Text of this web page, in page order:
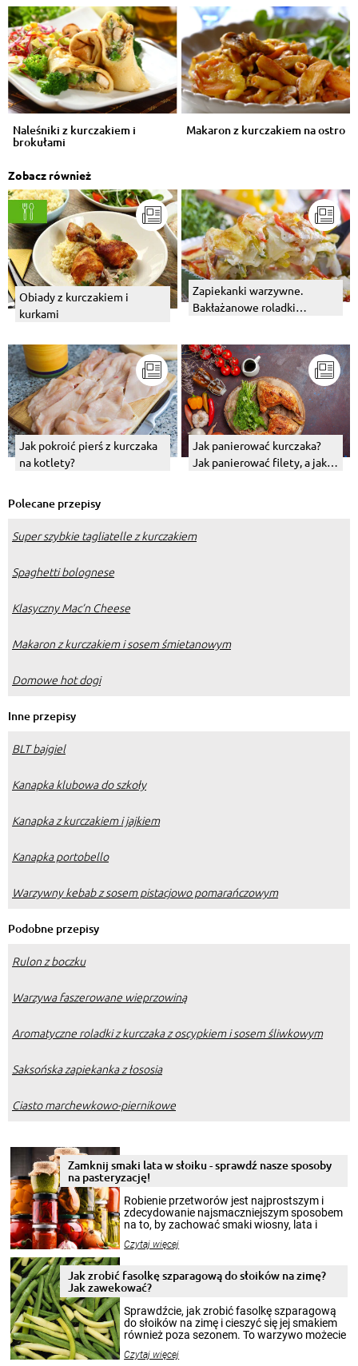
Naleśniki z kurczakiem i
brokułami
Makaron z kurczakiem na ostro
Zobacz również
Obiady z kurczakiem i
kurkami
Zapiekanki warzywne.
Bakłażanowe roladki
Jak pokroić pierś z kurczaka
na kotlety?
Jak panierować kurczaka?
Jak panierować filety, a jak
Polecane przepisy
Super szybkie tagliatelle z kurczakiem
Spaghetti bolognese
Klasyczny Mac’n Cheese
Makaron z kurczakiem i sosem śmietanowym
Domowe hot dogi
Inne przepisy
BLT bajgiel
Kanapka klubowa do szkoły
Kanapka z kurczakiem i jajkiem
Kanapka portobello
Warzywny kebab z sosem pistacjowo pomarańczowym
Podobne przepisy
Rulon z boczku
Warzywa faszerowane wieprzowiną
Aromatyczne roladki z kurczaka z oscypkiem i sosem śliwkowym
Saksońska zapiekanka z łososia
Ciasto marchewkowo-piernikowe
Zamknij smaki lata w słoiku - sprawdź nasze sposoby
na pasteryzację!
Robienie przetworów jest najprostszym i
zdecydowanie najsmaczniejszym sposobem
na to, by zachować smaki wiosny, lata i
krajobrazów, by cieszyć nimi oko w sezonie
pełni poczuć atmosferę cieplejszych
miesięcy. Przygotowanie słoików ze
smakowitą zawartością musi obejmować
patenty, które pozwolą zachować świeżość
przetworów.
Czytaj więcej
Jak zrobić fasolkę szparagową do słoików na zimę?
Jak zawekować?
Sprawdźcie, jak zrobić fasolkę szparagową
do słoików na zimę i cieszyć się jej smakiem
również poza sezonem. To warzywo możecie
nasze propozycje!
Czytaj więcej